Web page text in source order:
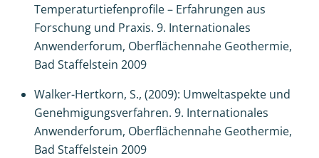
Temperaturtiefenprofile – Erfahrungen aus
Forschung und Praxis. 9. Internationales
Anwenderforum, Oberflächennahe Geothermie,
Bad Staffelstein 2009
Walker-Hertkorn, S., (2009): Umweltaspekte und
Genehmigungsverfahren. 9. Internationales
Anwenderforum, Oberflächennahe Geothermie,
Bad Staffelstein 2009